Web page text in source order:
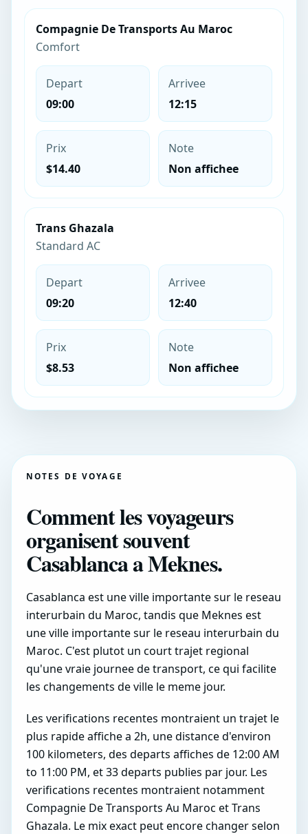
Compagnie De Transports Au Maroc
Comfort
Depart
09:00
Arrivee
12:15
Prix
$14.40
Note
Non affichee
Trans Ghazala
Standard AC
Depart
09:20
Arrivee
12:40
Prix
$8.53
Note
Non affichee
NOTES DE VOYAGE
Comment les voyageurs
organisent souvent
Casablanca a Meknes.
Casablanca est une ville importante sur le reseau
interurbain du Maroc, tandis que Meknes est
une ville importante sur le reseau interurbain du
Maroc. C'est plutot un court trajet regional
qu'une vraie journee de transport, ce qui facilite
les changements de ville le meme jour.
Les verifications recentes montraient un trajet le
plus rapide affiche a 2h, une distance d'environ
100 kilometers, des departs affiches de 12:00 AM
to 11:00 PM, et 33 departs publies par jour. Les
verifications recentes montraient notamment
Compagnie De Transports Au Maroc et Trans
Ghazala. Le mix exact peut encore changer selon